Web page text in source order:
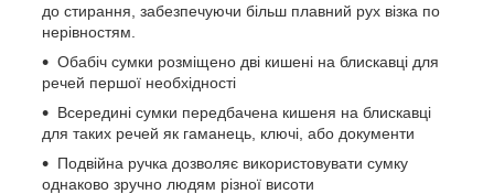
до стирання, забезпечуючи більш плавний рух візка по
нерівностям.
Обабіч сумки розміщено дві кишені на блискавці для
речей першої необхідності
Всередині сумки передбачена кишеня на блискавці
для таких речей як гаманець, ключі, або документи
Подвійна ручка дозволяє використовувати сумку
однаково зручно людям різної висоти